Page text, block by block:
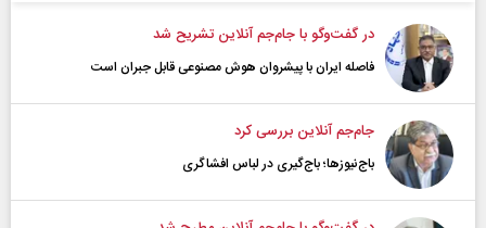
در گفت‌و‌گو با جام‌جم آنلاین تشریح شد
فاصله ایران با پیشرو‌ان هوش مصنوعی قابل جبران است
جام‌جم آنلاین بررسی کرد
باج‌نیوزها؛ باج‌گیری در لباس افشاگری